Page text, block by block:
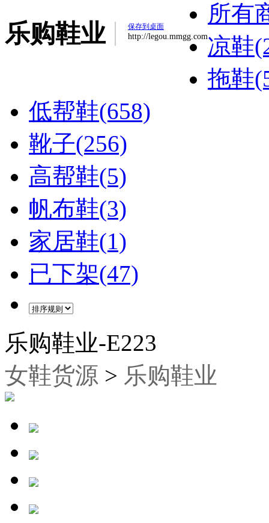
乐购鞋业 保存到桌面
http://legou.mmgg.com
所有
凉鞋
拖鞋
低帮鞋(658)
靴子(256)
高帮鞋(5)
帆布鞋(3)
家居鞋(1)
已下架(47)
乐购鞋业-E223
女鞋货源 > 乐购鞋业